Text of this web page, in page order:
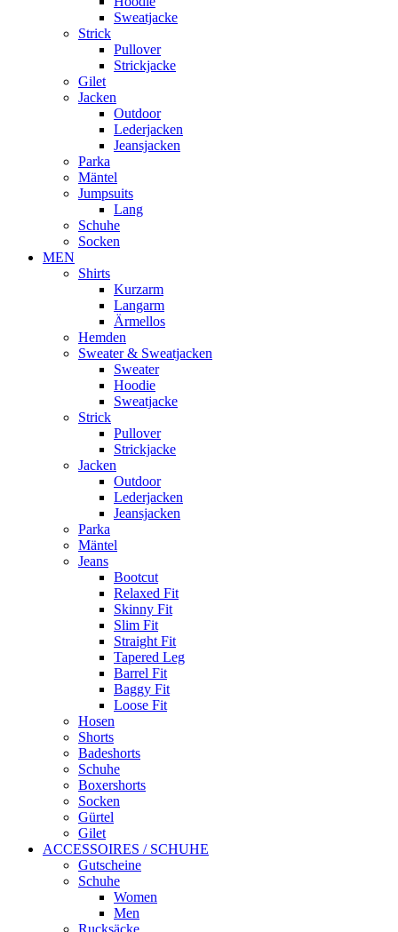
Sweatjacke
Strick
Pullover
Strickjacke
Gilet
Jacken
Outdoor
Lederjacken
Jeansjacken
Parka
Mäntel
Jumpsuits
Lang
Schuhe
Socken
MEN
Shirts
Kurzarm
Langarm
Ärmellos
Hemden
Sweater & Sweatjacken
Sweater
Hoodie
Sweatjacke
Strick
Pullover
Strickjacke
Jacken
Outdoor
Lederjacken
Jeansjacken
Parka
Mäntel
Jeans
Bootcut
Relaxed Fit
Skinny Fit
Slim Fit
Straight Fit
Tapered Leg
Barrel Fit
Baggy Fit
Loose Fit
Hosen
Shorts
Badeshorts
Schuhe
Boxershorts
Socken
Gürtel
Gilet
ACCESSOIRES / SCHUHE
Gutscheine
Schuhe
Women
Men
Rucksäcke